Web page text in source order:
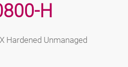
H
Hardened Unmanaged